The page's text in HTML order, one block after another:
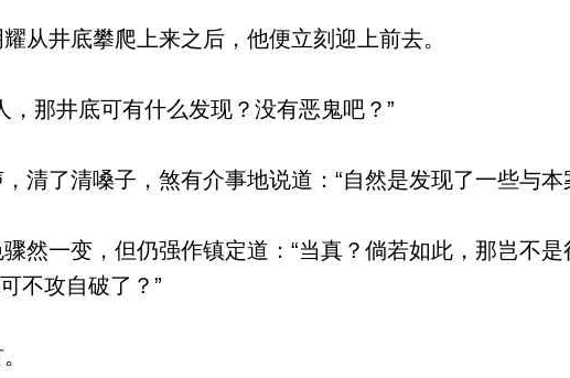
从井底攀爬上来之后，他便立刻迎上前去。
那井底可有什么发现？没有恶鬼吧？”
清了清嗓子，煞有介事地说道：“自然是发现了一些与本
然一变，但仍强作镇定道：“当真？倘若如此，那岂不
不攻自破了？”